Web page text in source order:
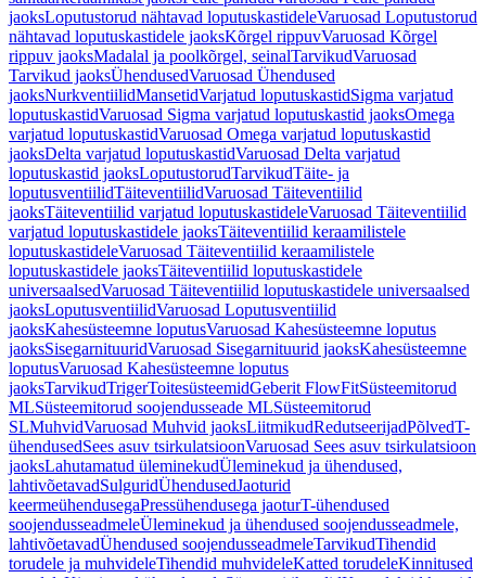
jaoksLoputustorud nähtavad loputuskastideleVaruosad Loputustorud
nähtavad loputuskastidele jaoksKõrgel rippuvVaruosad Kõrgel
rippuv jaoksMadalal ja poolkõrgel, seinalTarvikudVaruosad
Tarvikud jaoksÜhendusedVaruosad Ühendused
jaoksNurkventiilidMansetidVarjatud loputuskastidSigma varjatud
loputuskastidVaruosad Sigma varjatud loputuskastid jaoksOmega
varjatud loputuskastidVaruosad Omega varjatud loputuskastid
jaoksDelta varjatud loputuskastidVaruosad Delta varjatud
loputuskastid jaoksLoputustorudTarvikudTäite- ja
loputusventiilidTäiteventiilidVaruosad Täiteventiilid
jaoksTäiteventiilid varjatud loputuskastideleVaruosad Täiteventiilid
varjatud loputuskastidele jaoksTäiteventiilid keraamilistele
loputuskastideleVaruosad Täiteventiilid keraamilistele
loputuskastidele jaoksTäiteventiilid loputuskastidele
universaalsedVaruosad Täiteventiilid loputuskastidele universaalsed
jaoksLoputusventiilidVaruosad Loputusventiilid
jaoksKahesüsteemne loputusVaruosad Kahesüsteemne loputus
jaoksSisegarnituuridVaruosad Sisegarnituurid jaoksKahesüsteemne
loputusVaruosad Kahesüsteemne loputus
jaoksTarvikudTrigerToitesüsteemidGeberit FlowFitSüsteemitorud
MLSüsteemitorud soojendusseade MLSüsteemitorud
SLMuhvidVaruosad Muhvid jaoksLiitmikudRedutseerijadPõlvedT-
ühendusedSees asuv tsirkulatsioonVaruosad Sees asuv tsirkulatsioon
jaoksLahutamatud üleminekudÜleminekud ja ühendused,
lahtivõetavadSulguridÜhendusedJaoturid
keermeühendusegaPressühendusega jaoturT-ühendused
soojendusseadmeleÜleminekud ja ühendused soojendusseadmele,
lahtivõetavadÜhendused soojendusseadmeleTarvikudTihendid
torudele ja muhvideleTihendid muhvideleKatted torudeleKinnitused